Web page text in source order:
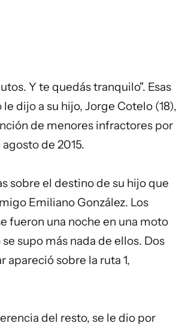
Y te quedás tranquilo". Esas
dijo a su hijo, Jorge Cotelo (18),
de menores infractores por
de 2015.
sobre el destino de su hijo que
Emiliano González. Los
fueron una noche en una moto
supo más nada de ellos. Dos
apareció sobre la ruta 1,
del resto, se le dio por